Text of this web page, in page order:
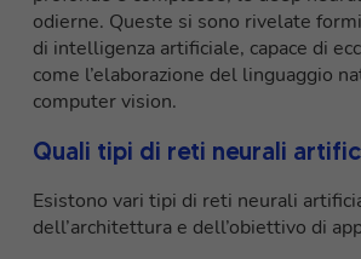
odierne. Queste si sono rivelate
di intelligenza artificiale, capace di
come l’elaborazione del linguaggio
computer vision.
Quali tipi di reti neurali
Esistono vari tipi di reti neurali
dell’architettura e dell’obiettivo di